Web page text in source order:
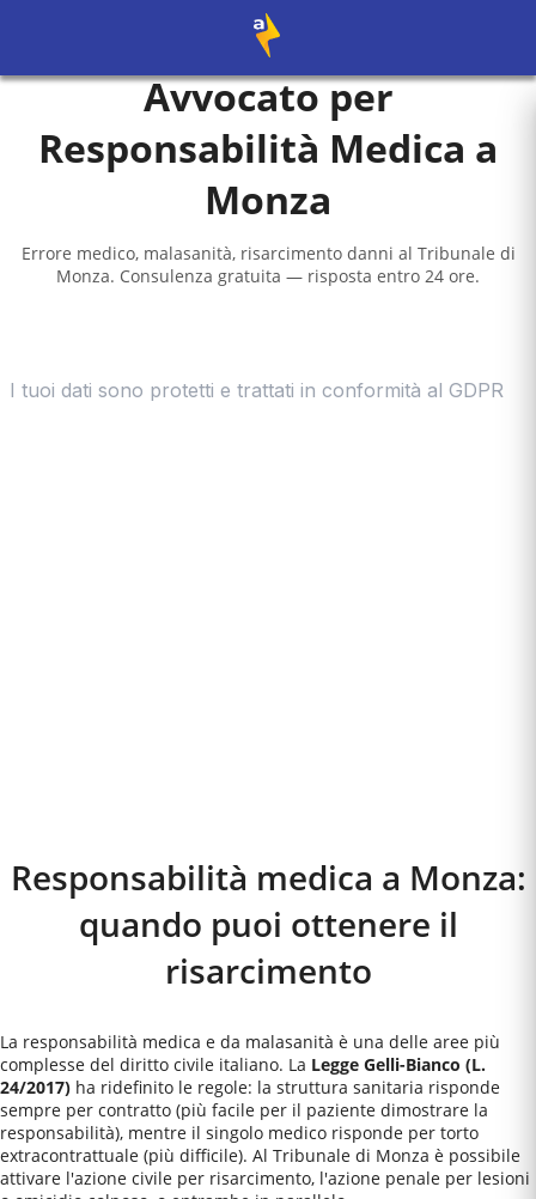
Avvocato per
Responsabilità Medica a
Monza
Errore medico, malasanità, risarcimento danni al Tribunale di
Monza. Consulenza gratuita — risposta entro 24 ore.
Responsabilità medica a Monza:
quando puoi ottenere il
risarcimento
La responsabilità medica e da malasanità è una delle aree più
complesse del diritto civile italiano. La Legge Gelli-Bianco (L.
24/2017) ha ridefinito le regole: la struttura sanitaria risponde
sempre per contratto (più facile per il paziente dimostrare la
responsabilità), mentre il singolo medico risponde per torto
extracontrattuale (più difficile). Al Tribunale di Monza è possibile
attivare l'azione civile per risarcimento, l'azione penale per lesioni